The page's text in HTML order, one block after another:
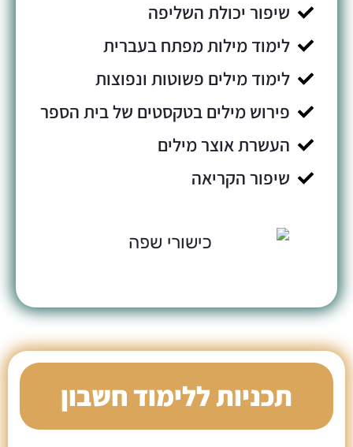
שיפור יכולת השליפה
לימוד מילות מפתח בעברית
לימוד מילים פשוטות ונפוצות
פירוש מילים בטקסטים של בית הספר
העשרת אוצר מילים
שיפור הקריאה
תכניות ללימוד חשבון